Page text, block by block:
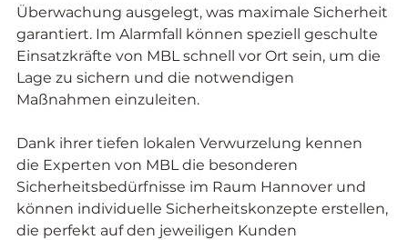
Überwachung ausgelegt, was maximale Sicherheit
garantiert. Im Alarmfall können speziell geschulte
Einsatzkräfte von MBL schnell vor Ort sein, um die
Lage zu sichern und die notwendigen
Maßnahmen einzuleiten.
Dank ihrer tiefen lokalen Verwurzelung kennen
die Experten von MBL die besonderen
Sicherheitsbedürfnisse im Raum Hannover und
können individuelle Sicherheitskonzepte erstellen,
die perfekt auf den jeweiligen Kunden